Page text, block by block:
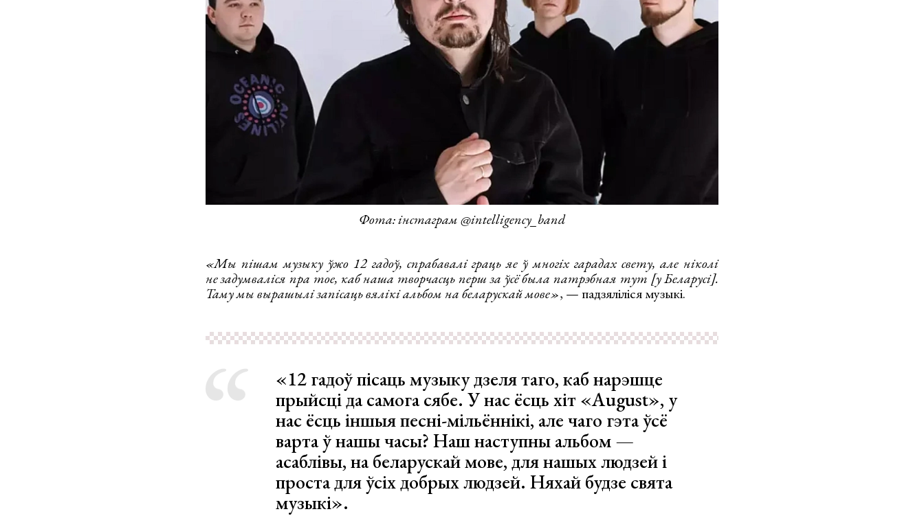
Фота: інстаграм @intelligency_band
«Мы пішам музыку ўжо 12 гадоў, спрабавалі граць яе ў многіх гарадах свету, але ніколі
не задумваліся пра тое, каб наша творчасць перш за ўсё была патрэбная тут [у Беларусі].
Таму мы вырашылі запісаць вялікі альбом на беларускай мове», — падзяліліся музыкі.
«12 гадоў пісаць музыку дзеля таго, каб нарэшце
прыйсці да самога сябе. У нас ёсць хіт «August», у
нас ёсць іншыя песні-мільённікі, але чаго гэта ўсё
варта ў нашы часы? Наш наступны альбом —
асаблівы, на беларускай мове, для нашых людзей і
проста для ўсіх добрых людзей. Няхай будзе свята
музыкі».